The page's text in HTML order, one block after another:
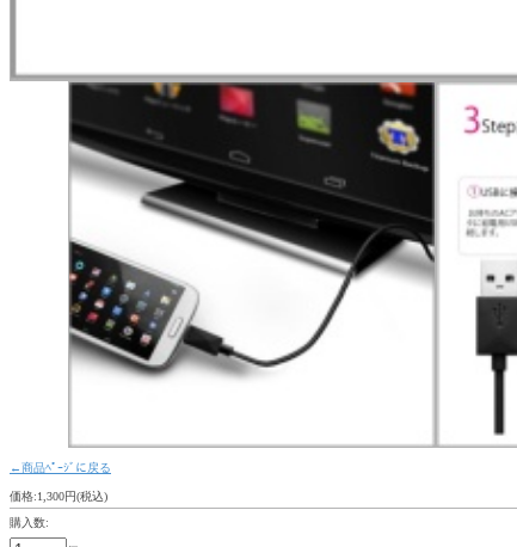
←商品ﾍﾟｰｼﾞに戻る
価格:1,300円(税込)
購入数: